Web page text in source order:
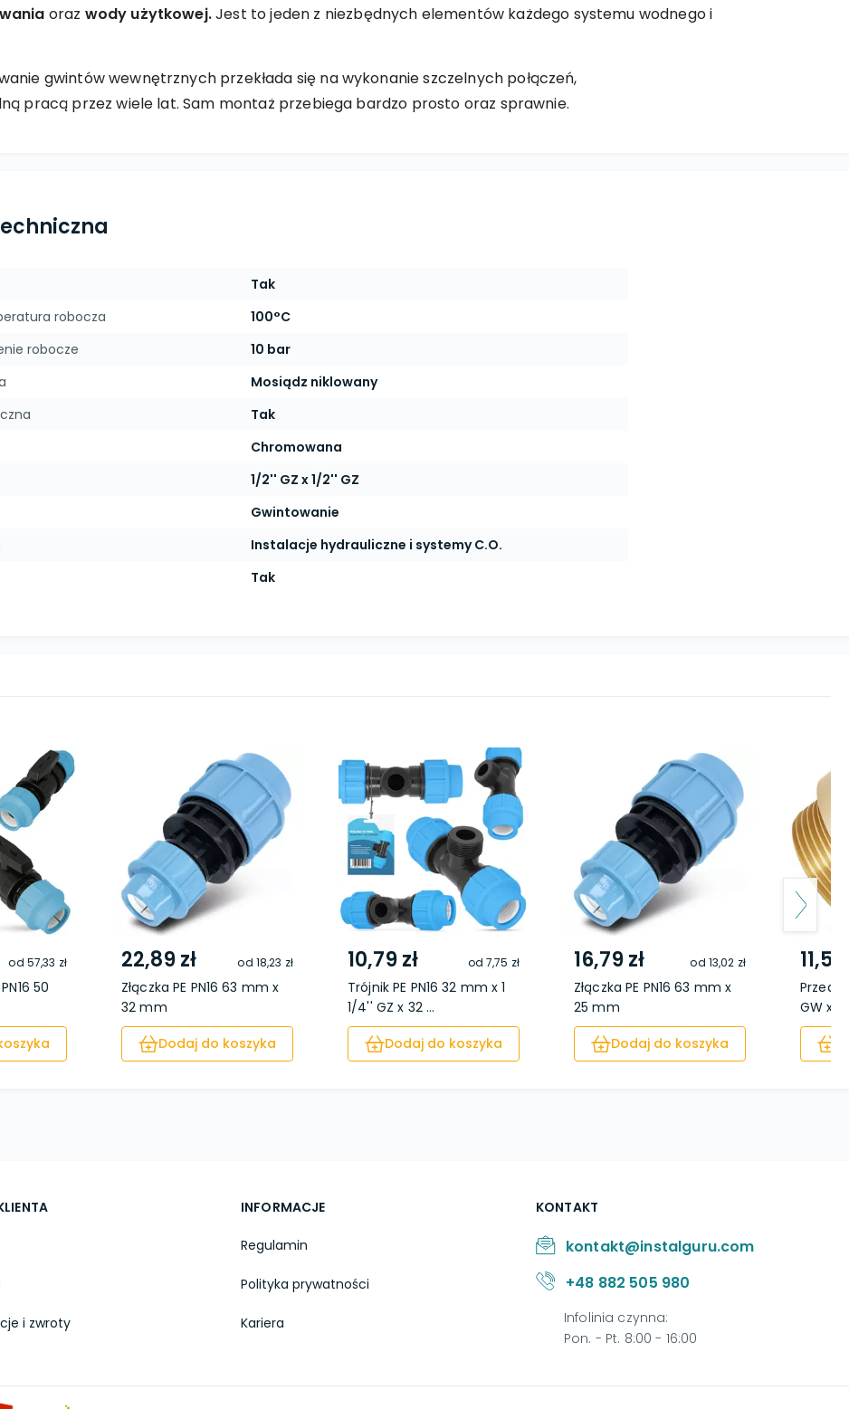
oraz wody użytkowej.Jest to jeden z niezbędnych elementów każdego systemu wodnego i
gwintów wewnętrznych przekłada się na wykonanie szczelnych połączeń,
pracą przez wiele lat. Sam montaż przebiega bardzo prosto oraz sprawnie.
Tak
robocza
100°C
robocze
10 bar
Mosiądz niklowany
Tak
Chromowana
1/2'' GZ x 1/2'' GZ
Gwintowanie
Instalacje hydrauliczne i systemy C.O.
Tak
od 57,33 zł
50
22,89 zł od 18,23 zł
Złączka PE PN16 63 mm x
32 mm
Dodaj do koszyka
10,79 zł od7,75 zł
Trójnik PE PN16 32 mm x 1
1/4'' GZ x 32 ...
Dodaj do koszyka
16,79 zł od 13,02 zł
Złączka PE PN16 63 mm x
25 mm
Dodaj do koszyka
11,59
GW x
i zwroty
INFORMACJE
Regulamin
Polityka prywatności
Kariera
KONTAKT
kontakt@instalguru.com
+48 882 505 980
Infolinia czynna:
Pon. - Pt. 8:00 - 16:00